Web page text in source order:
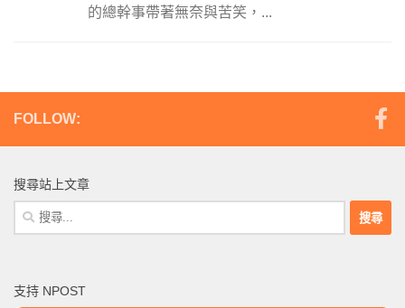
的總幹事帶著無奈與苦笑，...
FOLLOW:
搜尋站上文章
搜
尋
字:
支持 NPOST